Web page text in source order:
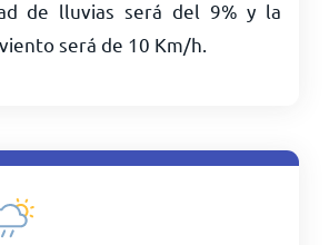
de lluvias será del 9% y la
será de 10 Km/h